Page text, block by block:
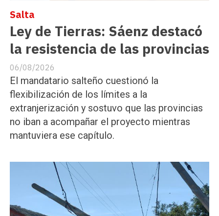
Ley de Tierras: Sáenz destacó
la resistencia de las provincias
Salta
06/08/2026
El mandatario salteño cuestionó la
flexibilización de los límites a la
extranjerización y sostuvo que las provincias
no iban a acompañar el proyecto mientras
mantuviera ese capítulo.